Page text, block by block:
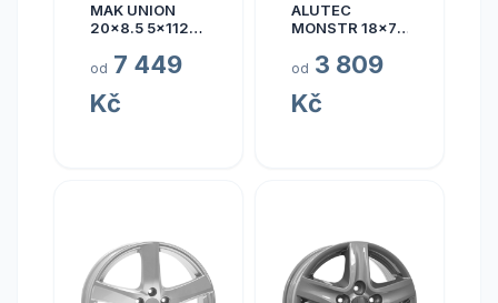
MAK UNION
20x8.5 5x112
od 7 449
Kč
ALUTEC
MONSTR 18x7.5
od 3 809
Kč